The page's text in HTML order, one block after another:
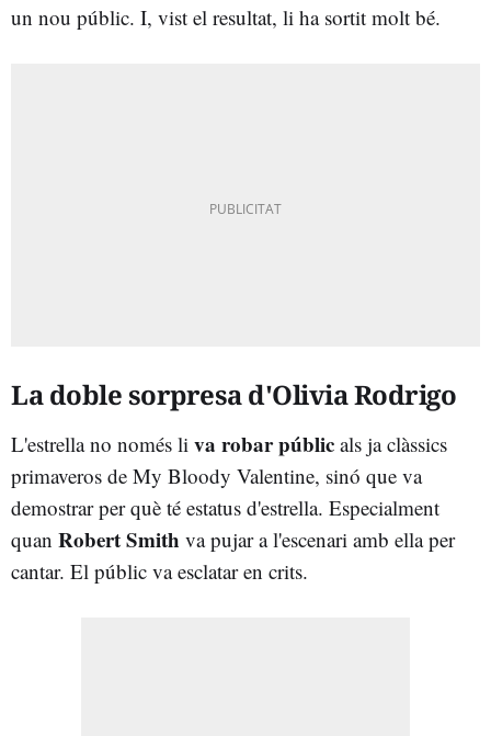
un nou públic. I, vist el resultat, li ha sortit molt bé.
La doble sorpresa d'Olivia Rodrigo
L'estrella no només li va robar públic als ja clàssics
primaveros de My Bloody Valentine, sinó que va
demostrar per què té estatus d'estrella. Especialment
quan Robert Smith va pujar a l'escenari amb ella per
cantar. El públic va esclatar en crits.